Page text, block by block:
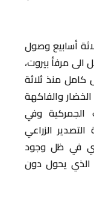
أسابيع وصول
مرفأ بيروت،
كامل منذ ثلاثة
والفاكهة
وفي
الزراعي
في ظل وجود
الذي يحول دون